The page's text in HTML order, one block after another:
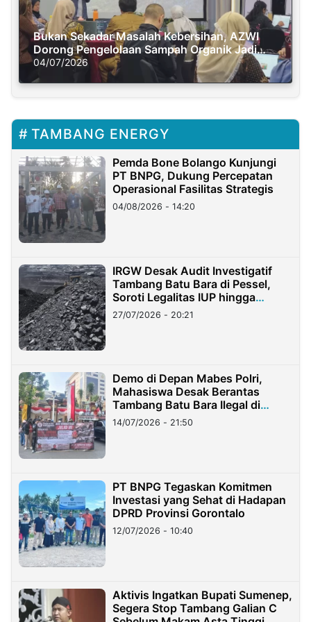
Bukan Sekadar Masalah Kebersihan, AZWI
Dorong Pengelolaan Sampah Organik Jadi
Solusi Krisis Iklim
04/07/2026
TAMBANG ENERGY
Pemda Bone Bolango Kunjungi
PT BNPG, Dukung Percepatan
Operasional Fasilitas Strategis
04/08/2026 - 14:20
IRGW Desak Audit Investigatif
Tambang Batu Bara di Pessel,
Soroti Legalitas IUP hingga
Stockpile
27/07/2026 - 20:21
Demo di Depan Mabes Polri,
Mahasiswa Desak Berantas
Tambang Batu Bara Ilegal di
Lampung
14/07/2026 - 21:50
PT BNPG Tegaskan Komitmen
Investasi yang Sehat di Hadapan
DPRD Provinsi Gorontalo
12/07/2026 - 10:40
Aktivis Ingatkan Bupati Sumenep,
Segera Stop Tambang Galian C